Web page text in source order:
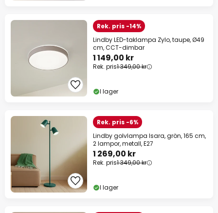
Rek. pris -14%
Lindby LED-taklampa Zylo, taupe, Ø49
cm, CCT-dimbar
1 149,00 kr
Rek. pris1 349,00 kr
I lager
Rek. pris -6%
Lindby golvlampa Isara, grön, 165 cm,
2 lampor, metall, E27
1 269,00 kr
Rek. pris1 349,00 kr
I lager